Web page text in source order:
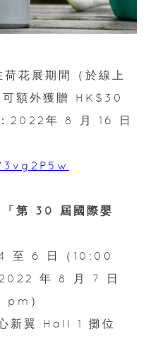
花展期間（於線上
可額外獲贈 HK$30
2022年 8 月 16 日
第 30 屆國際嬰
至 6 日（10:00
年 8 月 7 日
）
新翼 Hall 1 攤位